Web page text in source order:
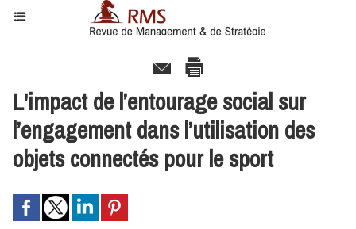
L'impact de l’entourage social sur
l’engagement dans l’utilisation des
objets connectés pour le sport